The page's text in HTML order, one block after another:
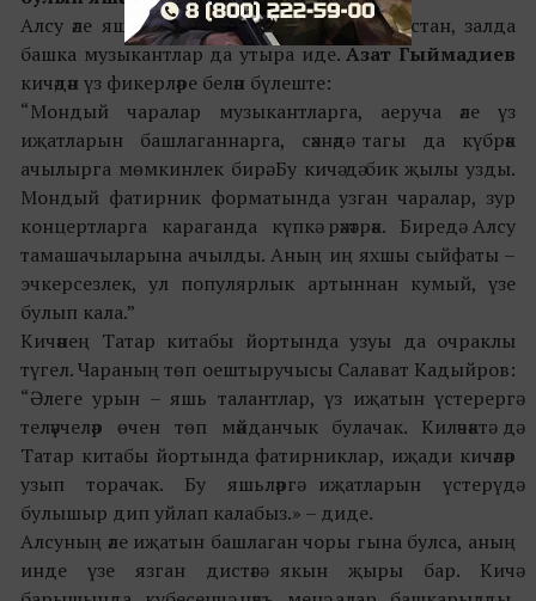
Алсу әле яшь башкаручы булуына карамастан, залда
башка музыкантлар да утыра иде.Азат Гыймадиев
кичәдән үз фикерләре белән бүлеште:
“Мондый чаралар музыкантларга, аеруча әле үз
иҗатларын башлаганнарга, сәхнәдә тагы да күбрәк
ачылырга мөмкинлек бирә. Бу кичә дә бик җылы узды.
Мондый фатирник форматында узган чаралар, зур
концертларга караганда күпкә рәхәтрәк. Биредә Алсу
тамашачыларына ачылды. Аның иң яхшы сыйфаты –
эчкерсезлек, ул популярлык артыннан кумый, үзе
булып кала.”
Кичәнең Татар китабы йортында узуы да очраклы
түгел. Чараның төп оештыручысы Салават Кадыйров:
“Әлеге урын – яшь талантлар, үз иҗатын үстерергә
теләүчеләр өчен төп мәйданчык булачак. Киләчәктә дә
Татар китабы йортында фатирниклар, иҗади кичәләр
узып торачак. Бу яшьләргә иҗатларын үстерүдә
булышыр дип уйлап калабыз.» – диде.
Алсуның әле иҗатын башлаган чоры гына булса, аның
инде үзе язган дистәгә якын җыры бар. Кичә